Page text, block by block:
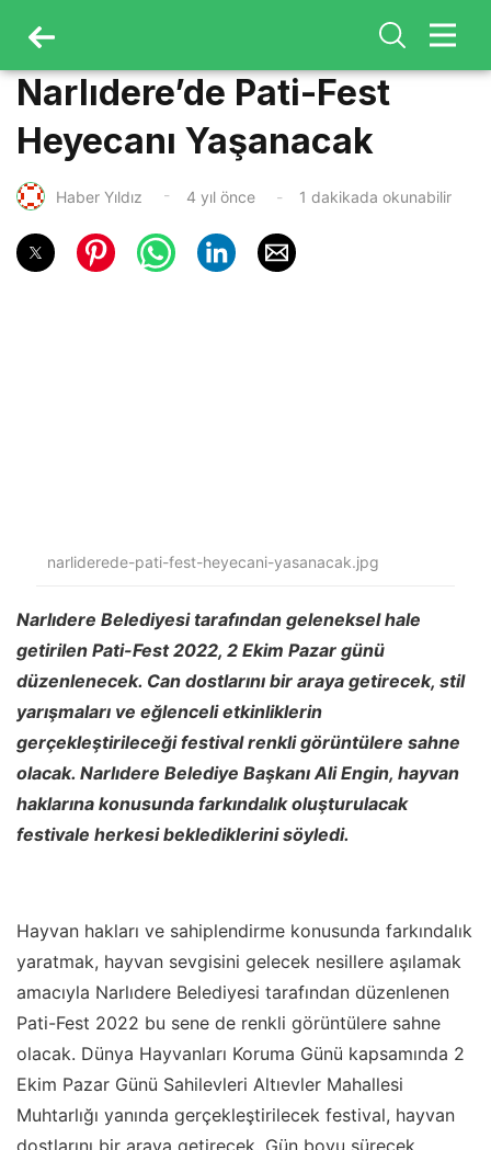
Narlıdere’de Pati-Fest
Heyecanı Yaşanacak
Haber Yıldız 4 yıl önce 1 dakikada okunabilir
narliderede-pati-fest-heyecani-yasanacak.jpg
Narlıdere Belediyesi tarafından geleneksel hale
getirilen Pati-Fest 2022, 2 Ekim Pazar günü
düzenlenecek. Can dostlarını bir araya getirecek, stil
yarışmaları ve eğlenceli etkinliklerin
gerçekleştirileceği festival renkli görüntülere sahne
olacak. Narlıdere Belediye Başkanı Ali Engin, hayvan
haklarına konusunda farkındalık oluşturulacak
festivale herkesi beklediklerini söyledi.
Hayvan hakları ve sahiplendirme konusunda farkındalık
yaratmak, hayvan sevgisini gelecek nesillere aşılamak
amacıyla Narlıdere Belediyesi tarafından düzenlenen
Pati-Fest 2022 bu sene de renkli görüntülere sahne
olacak. Dünya Hayvanları Koruma Günü kapsamında 2
Ekim Pazar Günü Sahilevleri Altıevler Mahallesi
Muhtarlığı yanında gerçekleştirilecek festival, hayvan
dostlarını bir araya getirecek. Gün boyu sürecek